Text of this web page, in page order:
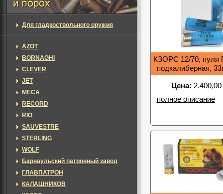
КЗОРС 12/70, пуля
подкалиберная,
Цена:
полное описание
Для гладкоствольного оружия
AZOT
BORNAGHI
CLEVER
JET
MECA
RECORD
RIO
SAUVESTRE
STERLING
WOLF
Барнаульский патронный завод
ГЛАВПАТРОН
КАЛАШНИКОВ